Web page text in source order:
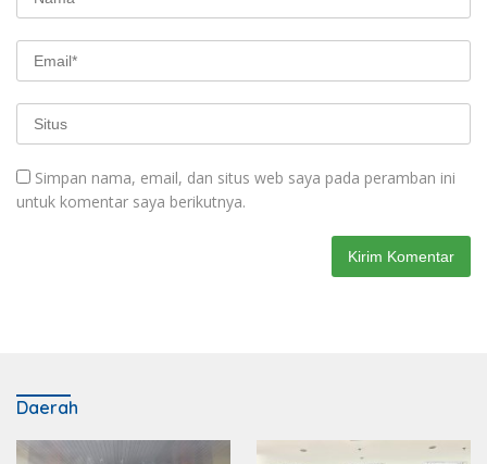
Simpan nama, email, dan situs web saya pada peramban ini
untuk komentar saya berikutnya.
Daerah